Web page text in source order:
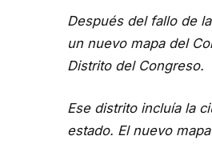
Después del fallo de
un nuevo mapa del
Distrito del Congreso.
Ese distrito incluía la
estado. El nuevo